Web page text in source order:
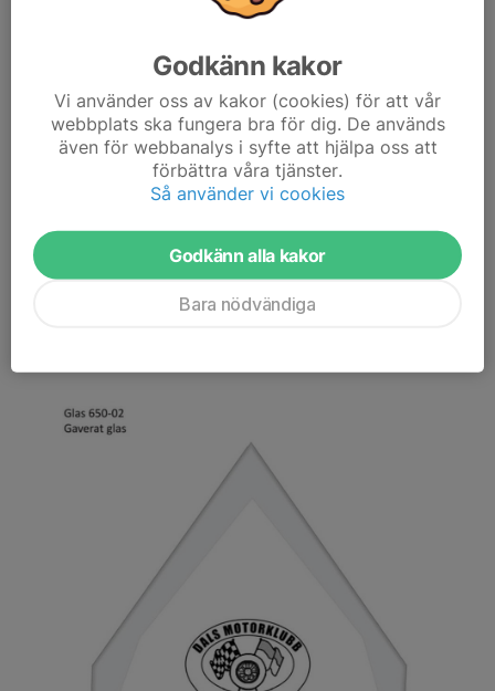
God jul & Gott nytt år
Läs mer
Årets Dalsare 2025
Godkänn kakor
Vi använder oss av kakor (cookies) för att vår
webbplats ska fungera bra för dig. De används
även för webbanalys i syfte att hjälpa oss att
förbättra våra tjänster.
Så använder vi cookies
Godkänn alla kakor
Bara nödvändiga